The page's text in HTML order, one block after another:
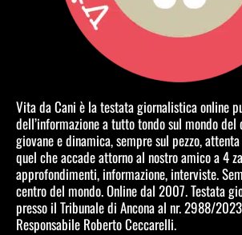
Vita da Cani è la testata giornalistica online
dell’informazione a tutto tondo sul mondo del
giovane e dinamica, sempre sul pezzo,
quel che accade attorno al nostro amico a 4
approfondimenti, informazione, interviste.
centro del mondo. Online dal 2007. Testata
presso il Tribunale di Ancona al nr. 2988/
Responsabile Roberto Ceccarelli.